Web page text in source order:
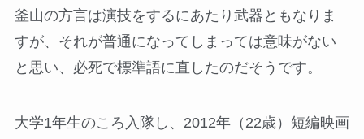
釜山の方言は演技をするにあたり武器ともなりま
すが、それが普通になってしまっては意味がない
と思い、必死で標準語に直したのだそうです。
大学1年生のころ入隊し、2012年（22歳）短編映画